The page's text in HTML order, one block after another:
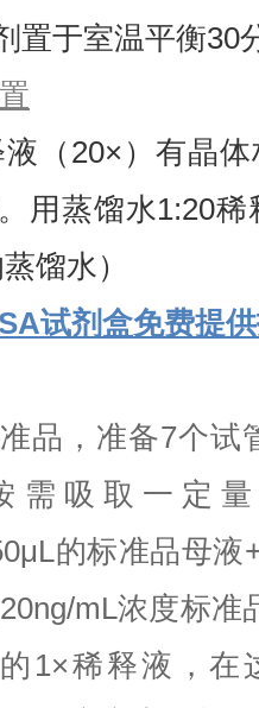
置于室温平衡30
（20×）有晶
用蒸馏水1:20
馏水）
试剂盒免费提
品，准备7个试
需吸取一定
的标准品母液
mL浓度标准
1×稀释液，